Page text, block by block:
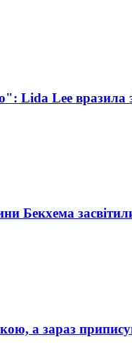
Lida Lee вразила
Бекхема
а зараз